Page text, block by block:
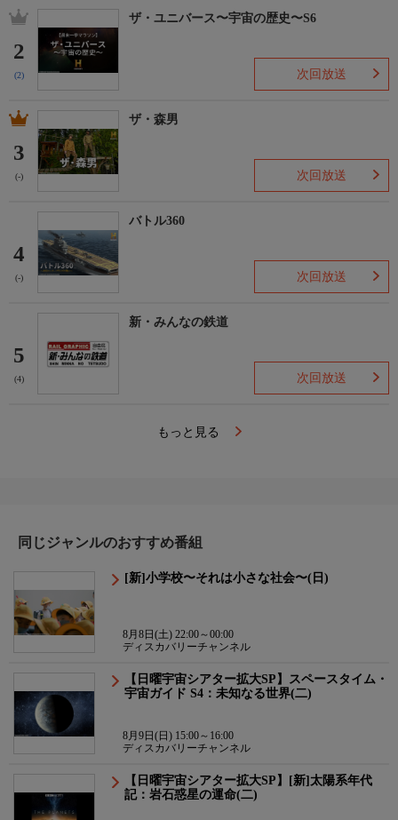
2
(2)
ザ・ユニバース〜宇宙の歴史〜S6
次回放送
3
(-)
ザ・森男
次回放送
4
(-)
バトル360
次回放送
5
(4)
新・みんなの鉄道
次回放送
もっと見る
同じジャンルのおすすめ番組
[新]小学校〜それは小さな社会〜(日)
8月8日(土) 22:00～00:00
ディスカバリーチャンネル
【日曜宇宙シアター拡大SP】スペースタイム・
宇宙ガイド S4：未知なる世界(二)
8月9日(日) 15:00～16:00
ディスカバリーチャンネル
【日曜宇宙シアター拡大SP】[新]太陽系年代
記：岩石惑星の運命(二)